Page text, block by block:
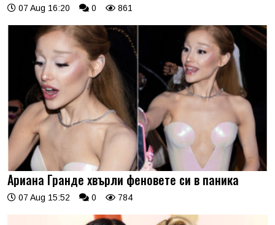
07 Aug 16:20 0 861
Ариана Гранде хвърли феновете си в паника
07 Aug 15:52 0 784